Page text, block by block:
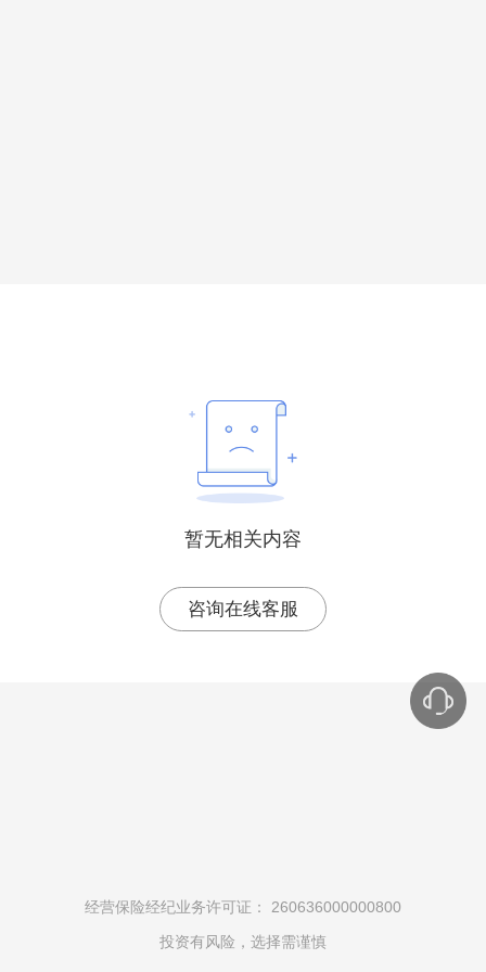
暂无相关内容
咨询在线客服
经营保险经纪业务许可证： 260636000000800
投资有风险，选择需谨慎